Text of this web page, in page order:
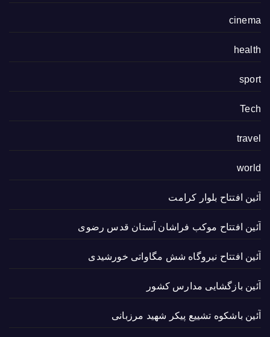
cinema
health
sport
Tech
travel
world
آئین افتتاح بلوار کرامت
آئین افتتاح موکب فراشان آستان قدس رضوی
آئین افتتاح نیروگاه شش مگاواتی خورشیدی
آئین بازگشایی مدارس کشور
آئین باشکوه تشییع پیکر شهید مرزبانی